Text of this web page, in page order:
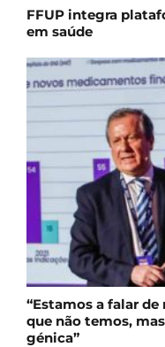
FFUP integra
em saúde
“Estamos a falar
que não temos,
génica”